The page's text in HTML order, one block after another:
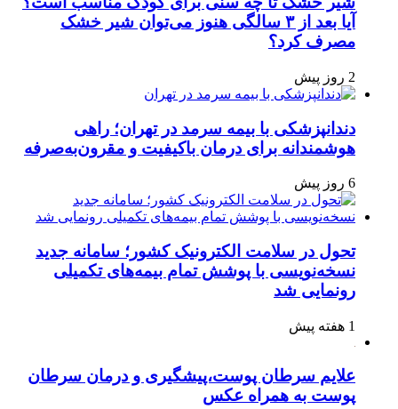
آیا بعد از ۳ سالگی هنوز می‌توان شیر خشک
مصرف کرد؟
2 روز پیش
دندانپزشکی با بیمه سرمد در تهران؛ راهی
هوشمندانه برای درمان باکیفیت و مقرون‌به‌صرفه
6 روز پیش
تحول در سلامت الکترونیک کشور؛ سامانه جدید
نسخه‌نویسی با پوشش تمام بیمه‌های تکمیلی
رونمایی شد
1 هفته پیش
علایم سرطان پوست،پیشگیری و درمان سرطان
پوست به همراه عکس